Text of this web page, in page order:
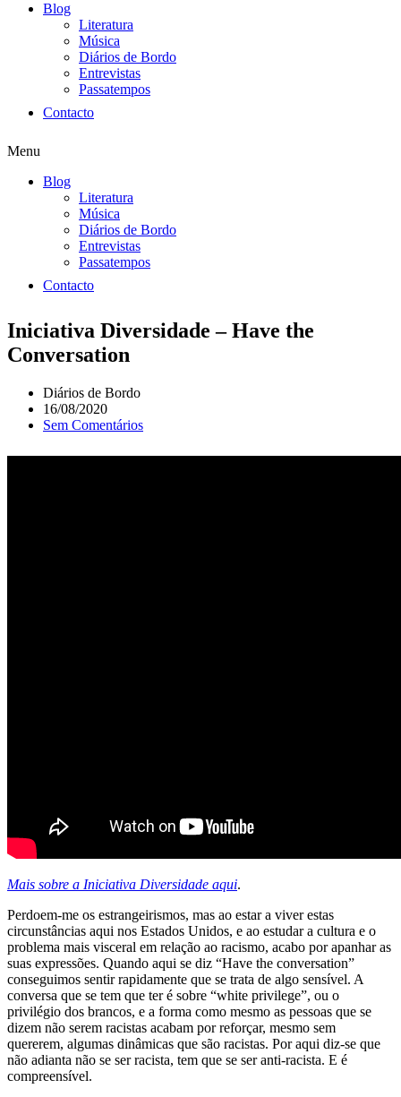
Blog
Literatura
Música
Diários de Bordo
Entrevistas
Passatempos
Contacto
Menu
Blog
Literatura
Música
Diários de Bordo
Entrevistas
Passatempos
Contacto
Iniciativa Diversidade – Have the
Conversation
Diários de Bordo
16/08/2020
Sem Comentários
Mais sobre a Iniciativa Diversidade aqui.
Perdoem-me os estrangeirismos, mas ao estar a viver estas
circunstâncias aqui nos Estados Unidos, e ao estudar a cultura e o
problema mais visceral em relação ao racismo, acabo por apanhar as
suas expressões. Quando aqui se diz “Have the conversation”
conseguimos sentir rapidamente que se trata de algo sensível. A
conversa que se tem que ter é sobre “white privilege”, ou o
privilégio dos brancos, e a forma como mesmo as pessoas que se
dizem não serem racistas acabam por reforçar, mesmo sem
quererem, algumas dinâmicas que são racistas. Por aqui diz-se que
não adianta não se ser racista, tem que se ser anti-racista. E é
compreensível.